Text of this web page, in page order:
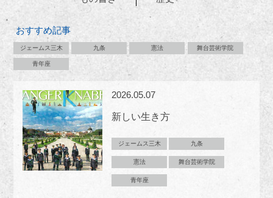
おすすめ記事
ジェームス三木 九条 憲法 舞台芸術学院
青年座
2026.05.07
新しい生き方
ジェームス三木 九条
憲法 舞台芸術学院
青年座